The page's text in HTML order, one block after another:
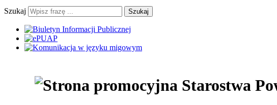
Szukaj Szukaj